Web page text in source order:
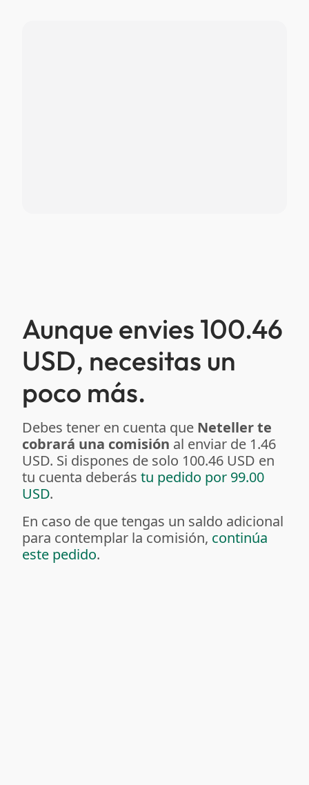
Aunque envies 100.46
USD, necesitas un
poco más.
Debes tener en cuenta que Neteller te
cobrará una comisión al enviar de 1.46
USD. Si dispones de solo 100.46 USD en
tu cuenta deberás tu pedido por 99.00
USD.
En caso de que tengas un saldo adicional
para contemplar la comisión, continúa
este pedido.